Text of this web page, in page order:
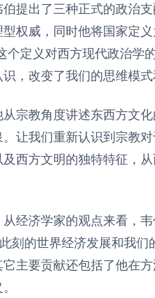
提出了三种正式的政治
权威，同时他将国家定
定义对西方现代政治学
，改变了我们的思维模式
宗教角度讲述东西方文
让我们重新认识到宗教
西方文明的独特特征，
经济学家的观点来看，
刻的世界经济发展和我
主要贡献还包括了他在